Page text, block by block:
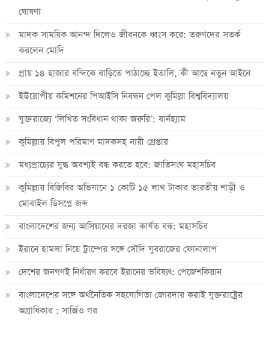
ঘোষণা
মাদক সাময়িক আনন্দ দিলেও জীবনকে ধ্বংস করে: তরুণদের সতর্ক
করলেন মোদি
প্রায় ১৪ হাজার বন্দিকে বাড়িতে পাঠাচ্ছে ইতালি, কী আছে নতুন আইনে
ইউরোপীয় কমিশনের পিআইসি নিবন্ধন পেল কুমিল্লা বিশ্ববিদ্যালয়
যুক্তরাজ্যে ‘লিখিত সংবিধান থাকা জরুরি’: বার্নহ্যাম
কুমিল্লায় বিপুল পরিমাণ মাদকসহ নারী গ্রেপ্তার
মধ্যপ্রাচ্যের যুদ্ধ অবশ্যই বন্ধ করতে হবে: জাতিসংঘ মহাসচিব
কুমিল্লায় বিজিবির অভিযানে ১ কোটি ১৫ লাখ টাকার ভারতীয় শাড়ী ও
মোবাইল ডিসপ্লে জব্দ
বাংলাদেশের জন্য আসিয়ানের দরজা কার্যত বন্ধ: মহাসচিব
ইরানে হামলা নিয়ে ট্রাম্পের সঙ্গে সৌদি যুবরাজের ফোনালাপ
দেশের জনগণই নির্ধারণ করবে ইরানের ভবিষ্যৎ: পেজেশকিয়ান
বাংলাদেশের সঙ্গে অর্থনৈতিক সহযোগিতা জোরদার করাই যুক্তরাষ্ট্রের
অগ্রাধিকার : সার্জিও গর